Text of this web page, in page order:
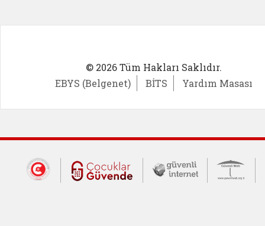
© 2026 Tüm Hakları Saklıdır.
EBYS (Belgenet)
BİTS Yardım Masası
Dış Bağlantılar
Cumhurbaşkanlığı İletişim Merkezi
Çocuklar Güvende (yeni
Güvenli